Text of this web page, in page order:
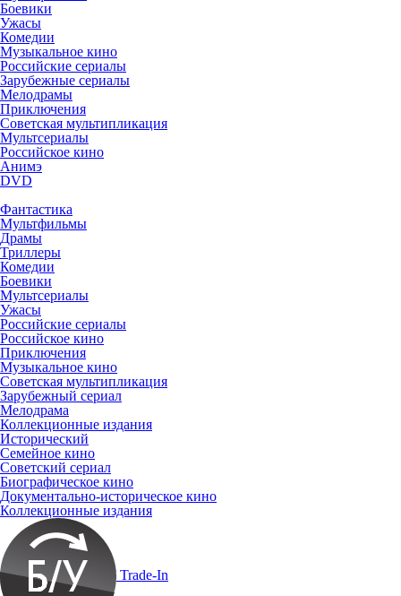
Боевики
Ужасы
Комедии
Музыкальное кино
Российские сериалы
Зарубежные сериалы
Мелодрамы
Приключения
Советская мультипликация
Мультсериалы
Российское кино
Анимэ
DVD
Фантастика
Мультфильмы
Драмы
Триллеры
Комедии
Боевики
Мультсериалы
Ужасы
Российские сериалы
Российское кино
Приключения
Музыкальное кино
Советская мультипликация
Зарубежный сериал
Мелодрама
Коллекционные издания
Исторический
Семейное кино
Советский сериал
Биографическое кино
Документально-историческое кино
Коллекционные издания
Trade-In